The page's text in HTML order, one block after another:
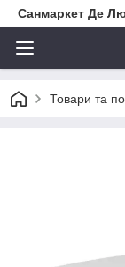
Санмаркет Де
Товари та